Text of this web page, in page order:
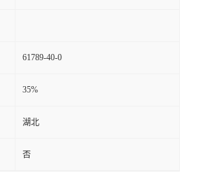
61789-40-0
35%
湖北
否